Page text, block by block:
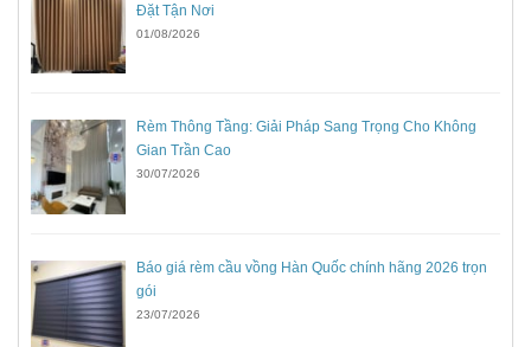
Đặt Tận Nơi
01/08/2026
Rèm Thông Tầng: Giải Pháp Sang Trọng Cho Không
Gian Trần Cao
30/07/2026
Báo giá rèm cầu vồng Hàn Quốc chính hãng 2026 trọn
gói
23/07/2026